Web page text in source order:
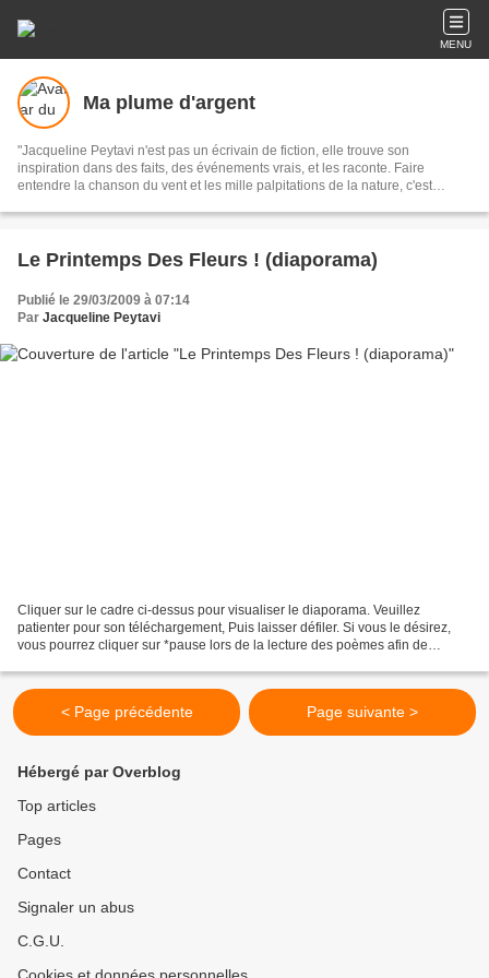
MENU
Ma plume d'argent
"Jacqueline Peytavi n'est pas un écrivain de fiction, elle trouve son
inspiration dans des faits, des événements vrais, et les raconte. Faire
entendre la chanson du vent et les mille palpitations de la nature, c'est
Le Printemps Des Fleurs ! (diaporama)
Publié le 29/03/2009 à 07:14
Par Jacqueline Peytavi
Cliquer sur le cadre ci-dessus pour visualiser le diaporama. Veuillez
patienter pour son téléchargement, Puis laisser défiler. Si vous le désirez,
vous pourrez cliquer sur *pause lors de la lecture des poèmes afin de
< Page précédente Page suivante >
Hébergé par Overblog
Top articles
Pages
Contact
Signaler un abus
C.G.U.